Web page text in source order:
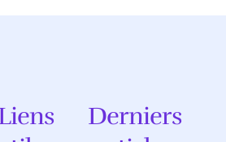
Derniers